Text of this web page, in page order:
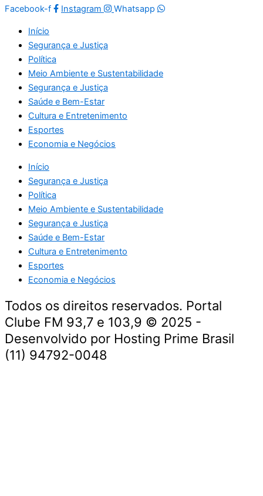
Facebook-f Instagram Whatsapp
Início
Segurança e Justiça
Política
Meio Ambiente e Sustentabilidade
Segurança e Justiça
Saúde e Bem-Estar
Cultura e Entretenimento
Esportes
Economia e Negócios
Início
Segurança e Justiça
Política
Meio Ambiente e Sustentabilidade
Segurança e Justiça
Saúde e Bem-Estar
Cultura e Entretenimento
Esportes
Economia e Negócios
Todos os direitos reservados. Portal
Clube FM 93,7 e 103,9 © 2025 -
Desenvolvido por Hosting Prime Brasil
(11) 94792-0048